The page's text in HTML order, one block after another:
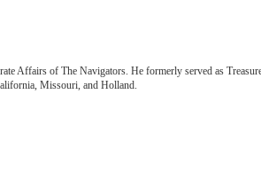
Affairs of The Navigators. He formerly served as
Missouri, and Holland.